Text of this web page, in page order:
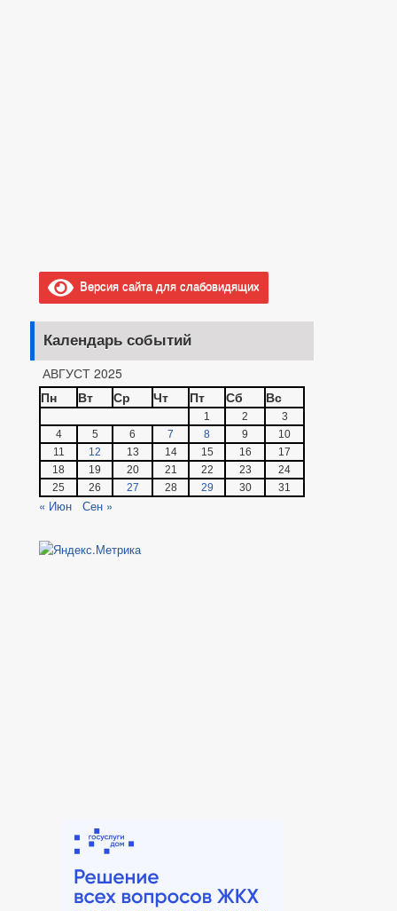
Версия сайта для слабовидящих
Календарь событий
АВГУСТ 2025
Пн
Вт Ср Чт Пт Сб Вс
1 2
3
4
5 6 7 8 9
10
11
12 13 14 15 16
17
18
19 20 21 22 23
24
25
26 27 28 29 30 31
« Июн Сен »